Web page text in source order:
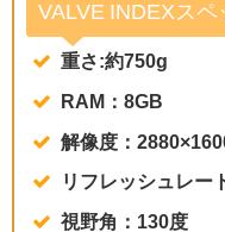
VALVE INDEXスペ
重さ:約750g
RAM：8GB
解像度：
リフレッシュレー
視野角：130度